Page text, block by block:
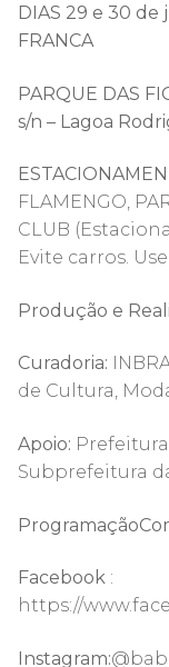
DIAS 29 e 30 de
FRANCA
PARQUE DAS
s/n – Lagoa
FLAMENGO,
CLUB
Evite carros.
Produção e
Curadoria:
de Cultura,
Apoio:
Subprefeitura
Facebook :
https://
Instagram: